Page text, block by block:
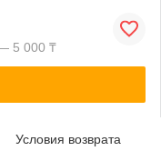
5 000 ₸
Условия возврата